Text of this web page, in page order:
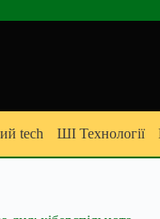
tech ШІ Технології